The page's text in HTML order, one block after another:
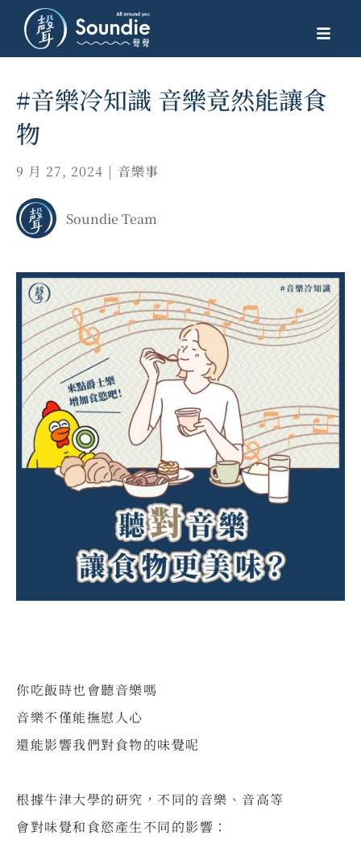
#音樂冷知識 音樂竟然能讓食
物
9 月 27, 2024 | 音樂事
Soundie Team
你吃飯時也會聽音樂嗎
音樂不僅能撫慰人心
還能影響我們對食物的味覺呢
根據牛津大學的研究，不同的音樂、音高等
會對味覺和食慾產生不同的影響：